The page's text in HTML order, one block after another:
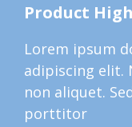
Product
Lorem ipsum
adipiscing elit.
non aliquet.
porttitor